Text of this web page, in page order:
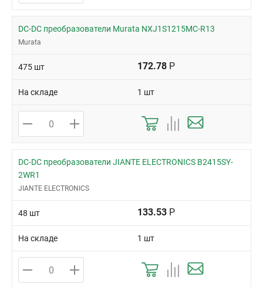
DC-DC преобразователи Murata NXJ1S1215MC-R13
Murata
475 шт 172.78 Р
На складе 1 шт
DC-DC преобразователи JIANTE ELECTRONICS B2415SY-
2WR1
JIANTE ELECTRONICS
48 шт 133.53 Р
На складе 1 шт